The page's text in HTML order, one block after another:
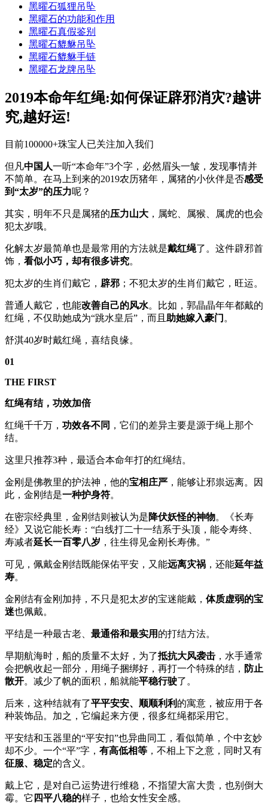
黑曜石狐狸吊坠
黑曜石的功能和作用
黑曜石真假鉴别
黑曜石貔貅吊坠
黑曜石貔貅手链
黑曜石龙牌吊坠
2019本命年红绳:如何保证辟邪消灾?越讲
究,越好运!
目前100000+珠宝人已关注加入我们
但凡中国人一听“本命年”3个字，必然眉头一皱，发现事情并
不简单。在马上到来的2019农历猪年，属猪的小伙伴是否感受
到“太岁”的压力呢？
其实，明年不只是属猪的压力山大 ，属蛇、属猴、属虎的也会
犯太岁哦。
化解太岁最简单也是最常用的方法就是戴红绳了。这件辟邪首
饰， 看似小巧，却有很多讲究。
犯太岁的生肖们戴它， 辟邪 ；不犯太岁的生肖们戴它，旺运。
普通人戴它，也能改善自己的风水。比如，郭晶晶年年都戴的
红绳，不仅助她成为“跳水皇后”，而且 助她嫁入豪门 。
舒淇40岁时戴红绳，喜结良缘。
01
THE FIRST
红绳有结，功效加倍
红绳千千万， 功效各不同 ，它们的差异主要是源于绳上那个
结。
这里只推荐3种，最适合本命年打的红绳结。
金刚是佛教里的护法神，他的宝相庄严 ，能够让邪祟远离。因
此，金刚结是一种护身符。
在密宗经典里，金刚结则被认为是降伏妖怪的神物。《长寿
经》又说它能长寿：“白线打二十一结系于头顶，能令寿终、
寿减者延长一百零八岁 ，往生得见金刚长寿佛。”
可见，佩戴金刚结既能保佑平安，又能远离灾祸 ，还能延年益
寿。
金刚结有金刚加持，不只是犯太岁的宝迷能戴， 体质虚弱的宝
迷也佩戴。
平结是一种最古老、 最通俗和最实用 的打结方法。
早期航海时，船的质量不太好，为了抵抗大风袭击 ，水手通常
会把帆收起一部分，用绳子捆绑好，再打一个特殊的结， 防止
散开。减少了帆的面积，船就能平稳行驶了。
后来，这种结就有了平平安安、顺顺利利 的寓意，被应用于各
种装饰品。加之，它编起来方便，很多红绳都采用它。
平安结和玉器里的“平安扣”也异曲同工，看似简单，个中玄妙
却不少。一个“平”字， 有高低相等 ，不相上下之意，同时又有
征服、稳定的含义。
戴上它，是对自己运势进行维稳，不指望大富大贵，也别倒大
霉。它 四平八稳的样子，也给女性安全感。